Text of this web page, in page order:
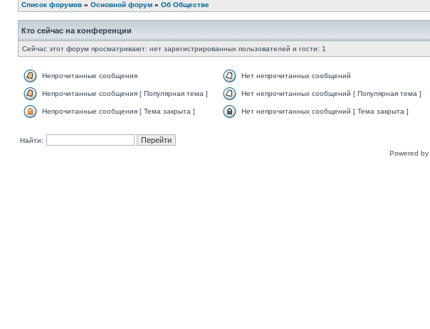
Список форумов » Основной форум » Об Обществе
Кто сейчас на конференции
Сейчас этот форум просматривают: нет зарегистрированных пользователей и гости: 1
Непрочитанные сообщения Нет непрочитанных сообщений
Непрочитанные сообщения [ Популярная тема ] Нет непрочитанных сообщений [ Популярная тема ]
Непрочитанные сообщения [ Тема закрыта ] Нет непрочитанных сообщений [ Тема закрыта ]
Найти:
Powered by